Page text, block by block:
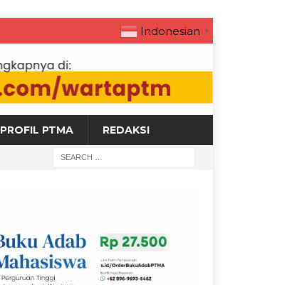
Indonesian ▼
PROFIL PTMA REDAKSI